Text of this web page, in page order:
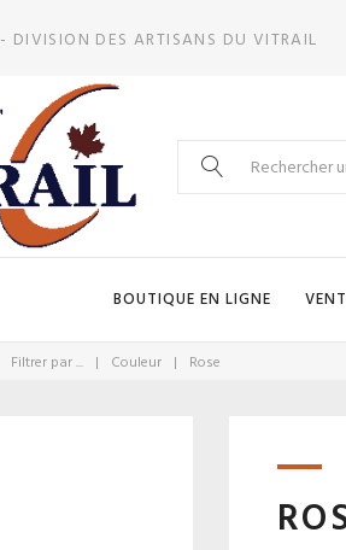
- DIVISION DES ARTISANS DU VITRAIL
Search
BOUTIQUE EN LIGNE
Filtrer par ... | Couleur | Rose